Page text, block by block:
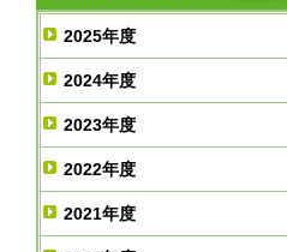
2025年度
2024年度
2023年度
2022年度
2021年度